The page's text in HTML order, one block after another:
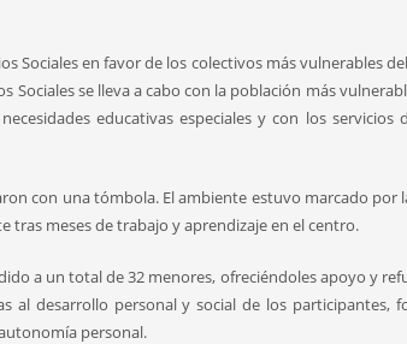
Sociales en favor de los colectivos más vulnerables
Sociales se lleva a cabo con la población más
educativas especiales y con los servicios
con una tómbola. El ambiente estuvo marcado por
meses de trabajo y aprendizaje en el centro.
a un total de 32 menores, ofreciéndoles apoyo y
al desarrollo personal y social de los participantes,
personal.